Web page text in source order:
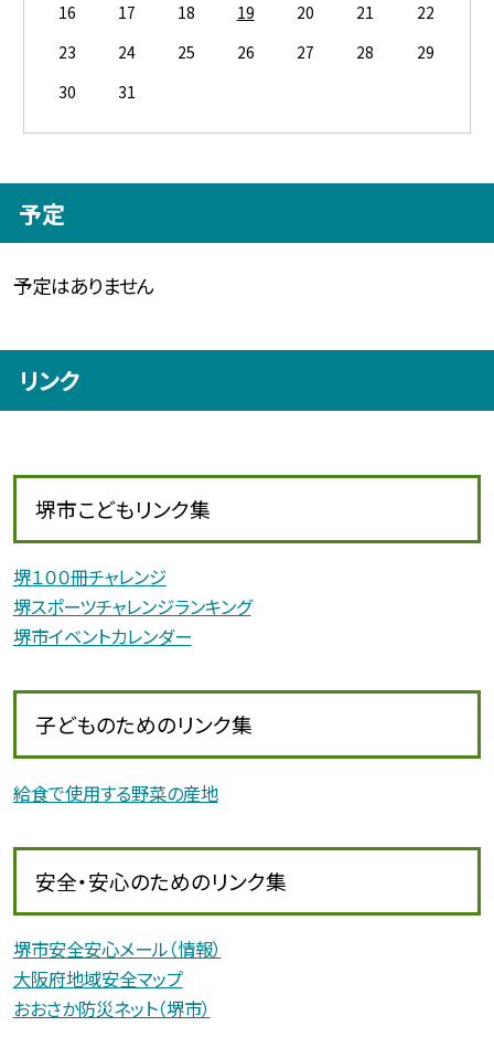
16
17 18 19 20 21
22
23
24 25 26 27 28
29
30
31
予定
予定はありません
リンク
堺市こどもリンク集
堺１００冊チャレンジ
堺スポーツチャレンジランキング
堺市イベントカレンダー
子どものためのリンク集
給食で使用する野菜の産地
安全・安心のためのリンク集
堺市安全安心メール（情報）
大阪府地域安全マップ
おおさか防災ネット（堺市）